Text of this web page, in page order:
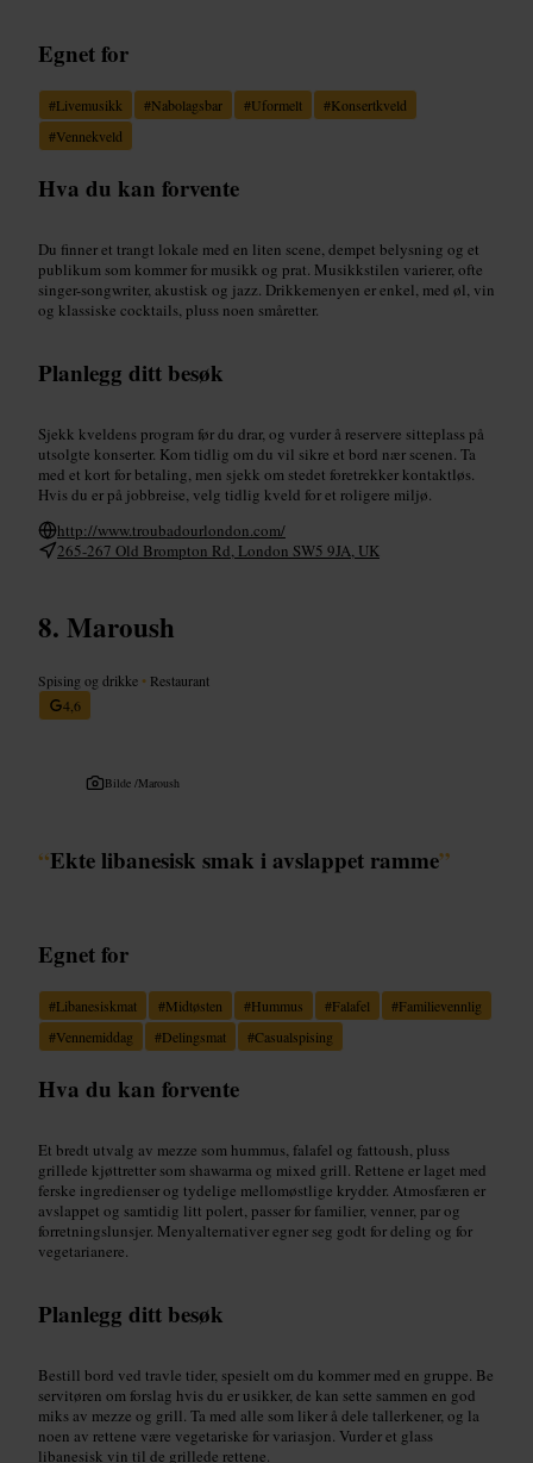
Egnet for
#Livemusikk #Nabolagsbar #Uformelt #Konsertkveld
#Vennekveld
Hva du kan forvente
Du finner et trangt lokale med en liten scene, dempet belysning og et
publikum som kommer for musikk og prat. Musikkstilen varierer, ofte
singer-songwriter, akustisk og jazz. Drikkemenyen er enkel, med øl, vin
og klassiske cocktails, pluss noen småretter.
Planlegg ditt besøk
Sjekk kveldens program før du drar, og vurder å reservere sitteplass på
utsolgte konserter. Kom tidlig om du vil sikre et bord nær scenen. Ta
med et kort for betaling, men sjekk om stedet foretrekker kontaktløs.
Hvis du er på jobbreise, velg tidlig kveld for et roligere miljø.
http://www.troubadourlondon.com/
265-267 Old Brompton Rd, London SW5 9JA, UK
Maroush
Spising og drikke • Restaurant
4,6
Bilde /Maroush
“Ekte libanesisk smak i avslappet ramme”
Egnet for
#Libanesiskmat #Midtøsten #Hummus #Falafel #Familievennlig
#Vennemiddag #Delingsmat #Casualspising
Hva du kan forvente
Et bredt utvalg av mezze som hummus, falafel og fattoush, pluss
grillede kjøttretter som shawarma og mixed grill. Rettene er laget med
ferske ingredienser og tydelige mellomøstlige krydder. Atmosfæren er
avslappet og samtidig litt polert, passer for familier, venner, par og
forretningslunsjer. Menyalternativer egner seg godt for deling og for
vegetarianere.
Planlegg ditt besøk
Bestill bord ved travle tider, spesielt om du kommer med en gruppe. Be
servitøren om forslag hvis du er usikker, de kan sette sammen en god
miks av mezze og grill. Ta med alle som liker å dele tallerkener, og la
noen av rettene være vegetariske for variasjon. Vurder et glass
libanesisk vin til de grillede rettene.